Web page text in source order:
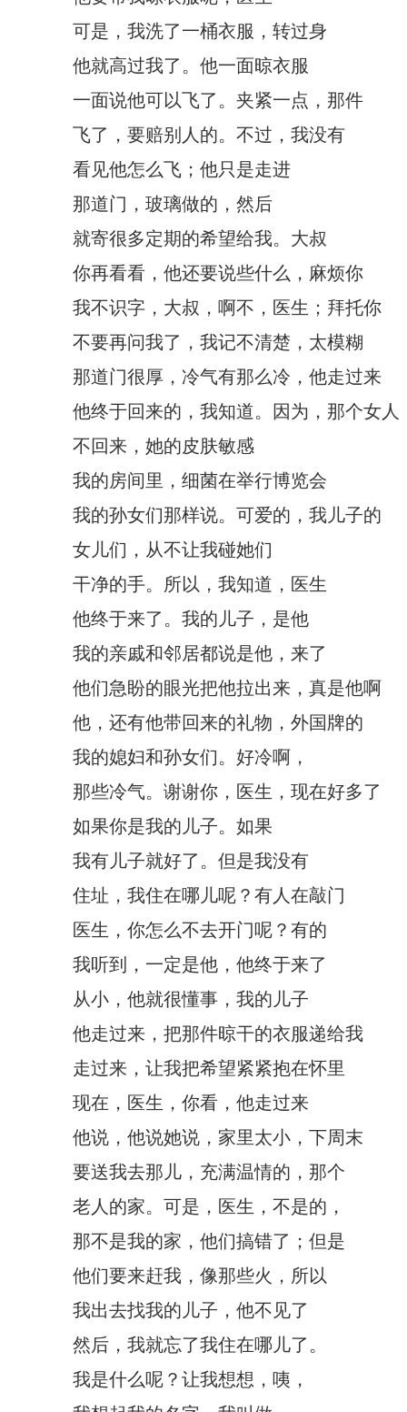
可是，我洗了一桶衣服，转过身
他就高过我了。他一面晾衣服
一面说他可以飞了。夹紧一点，那件
飞了，要赔别人的。不过，我没有
看见他怎么飞；他只是走进
那道门，玻璃做的，然后
就寄很多定期的希望给我。大叔
你再看看，他还要说些什么，麻烦你
我不识字，大叔，啊不，医生；拜托你
不要再问我了，我记不清楚，太模糊
那道门很厚，冷气有那么冷，他走过来
他终于回来的，我知道。因为，那个女人
不回来，她的皮肤敏感
我的房间里，细菌在举行博览会
我的孙女们那样说。可爱的，我儿子的
女儿们，从不让我碰她们
干净的手。所以，我知道，医生
他终于来了。我的儿子，是他
我的亲戚和邻居都说是他，来了
他们急盼的眼光把他拉出来，真是他啊
他，还有他带回来的礼物，外国牌的
我的媳妇和孙女们。好冷啊，
那些冷气。谢谢你，医生，现在好多了
如果你是我的儿子。如果
我有儿子就好了。但是我没有
住址，我住在哪儿呢？有人在敲门
医生，你怎么不去开门呢？有的
我听到，一定是他，他终于来了
从小，他就很懂事，我的儿子
他走过来，把那件晾干的衣服递给我
走过来，让我把希望紧紧抱在怀里
现在，医生，你看，他走过来
他说，他说她说，家里太小，下周末
要送我去那儿，充满温情的，那个
老人的家。可是，医生，不是的，
那不是我的家，他们搞错了；但是
他们要来赶我，像那些火，所以
我出去找我的儿子，他不见了
然后，我就忘了我住在哪儿了。
我是什么呢？让我想想，咦，